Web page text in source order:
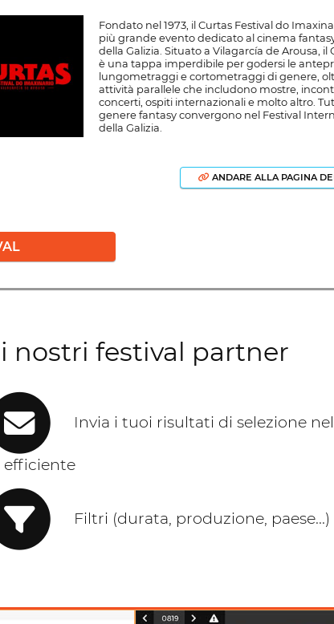
Fondato nel 1973, il Curtas Festival do
più grande evento dedicato al cinema
della Galizia. Situato a Vilagarcía de Arousa,
è una tappa imperdibile per godersi le
lungometraggi e cortometraggi di genere,
attività parallele che includono mostre,
concerti, ospiti internazionali e molto altro.
genere fantasy convergono nel Festival
della Galizia.
ANDARE ALLA PAGINA
nostri festival partner
Invia i tuoi risultati di selezione
efficiente
Filtri (durata, produzione, paese...)